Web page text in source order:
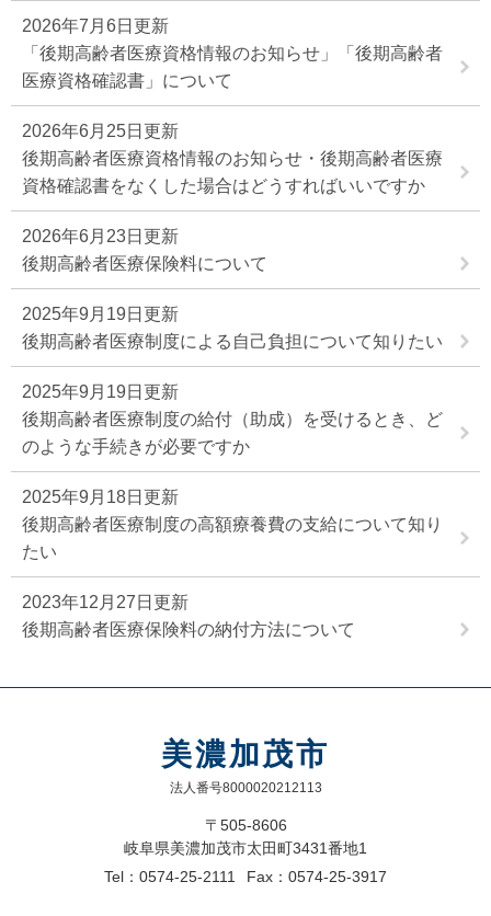
2026年7月6日更新
「後期高齢者医療資格情報のお知らせ」「後期高齢者
医療資格確認書」について
2026年6月25日更新
後期高齢者医療資格情報のお知らせ・後期高齢者医療
資格確認書をなくした場合はどうすればいいですか
2026年6月23日更新
後期高齢者医療保険料について
2025年9月19日更新
後期高齢者医療制度による自己負担について知りたい
2025年9月19日更新
後期高齢者医療制度の給付（助成）を受けるとき、ど
のような手続きが必要ですか
2025年9月18日更新
後期高齢者医療制度の高額療養費の支給について知り
たい
2023年12月27日更新
後期高齢者医療保険料の納付方法について
美濃加茂市
法人番号8000020212113
〒505-8606
岐阜県美濃加茂市太田町3431番地1
Tel：0574-25-2111
Fax：0574-25-3917